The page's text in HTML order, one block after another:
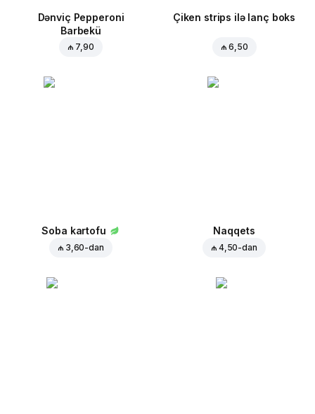
Dənviç Pepperoni
Barbekü
₼ 7,90
Çiken strips ilə lanç boks
₼ 6,50
Soba kartofu
₼ 3,60-dan
Naqqets
₼ 4,50-dan